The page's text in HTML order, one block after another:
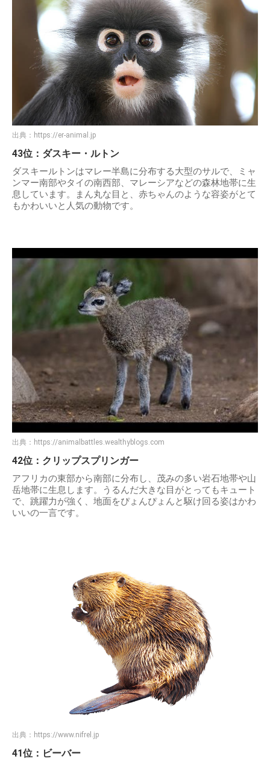
出典： https://er-animal.jp
43位：ダスキー・ルトン
ダスキールトンはマレー半島に分布する大型のサルで、ミャ
ンマー南部やタイの南西部、マレーシアなどの森林地帯に生
息しています。まん丸な目と、赤ちゃんのような容姿がとて
もかわいいと人気の動物です。
出典： https://animalbattles.wealthyblogs.com
42位：クリップスプリンガー
アフリカの東部から南部に分布し、茂みの多い岩石地帯や山
岳地帯に生息します。うるんだ大きな目がとってもキュート
で、跳躍力が強く、地面をぴょんぴょんと駆け回る姿はかわ
いいの一言です。
出典： https://www.nifrel.jp
41位：ビーバー